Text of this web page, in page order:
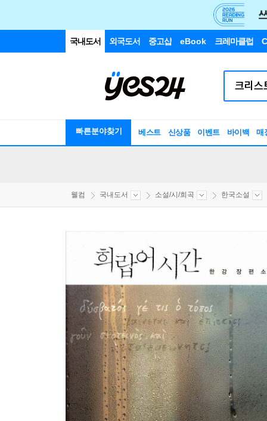
국내도서 외국도서 중고샵 eBook 크레마클럽
빠른분야찾기 베스트 신상품 이벤트 바이백 매
웰컴 국내도서 소설/시/희곡 한국소설